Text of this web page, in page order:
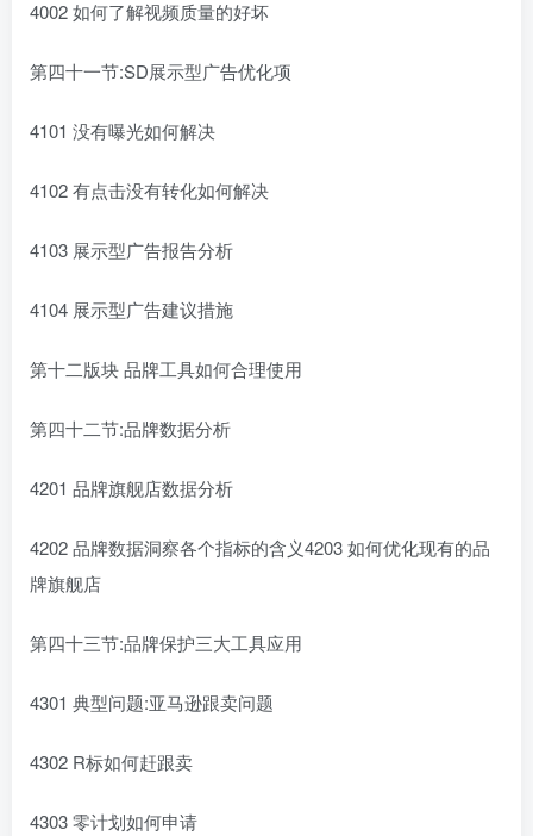
4002 如何了解视频质量的好坏
第四十一节:SD展示型广告优化项
4101 没有曝光如何解决
4102 有点击没有转化如何解决
4103 展示型广告报告分析
4104 展示型广告建议措施
第十二版块 品牌工具如何合理使用
第四十二节:品牌数据分析
4201 品牌旗舰店数据分析
4202 品牌数据洞察各个指标的含义4203 如何优化现有的品
牌旗舰店
第四十三节:品牌保护三大工具应用
4301 典型问题:亚马逊跟卖问题
4302 R标如何赶跟卖
4303 零计划如何申请